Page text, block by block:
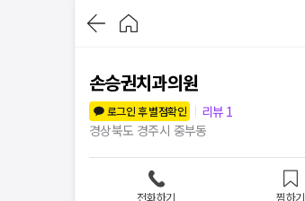
손승권치과의원
로그인 후 별점확인
리뷰 1
경상북도 경주시 중부동
전화하기 찜하기